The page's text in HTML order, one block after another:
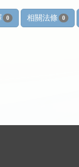
0 相關法條 0